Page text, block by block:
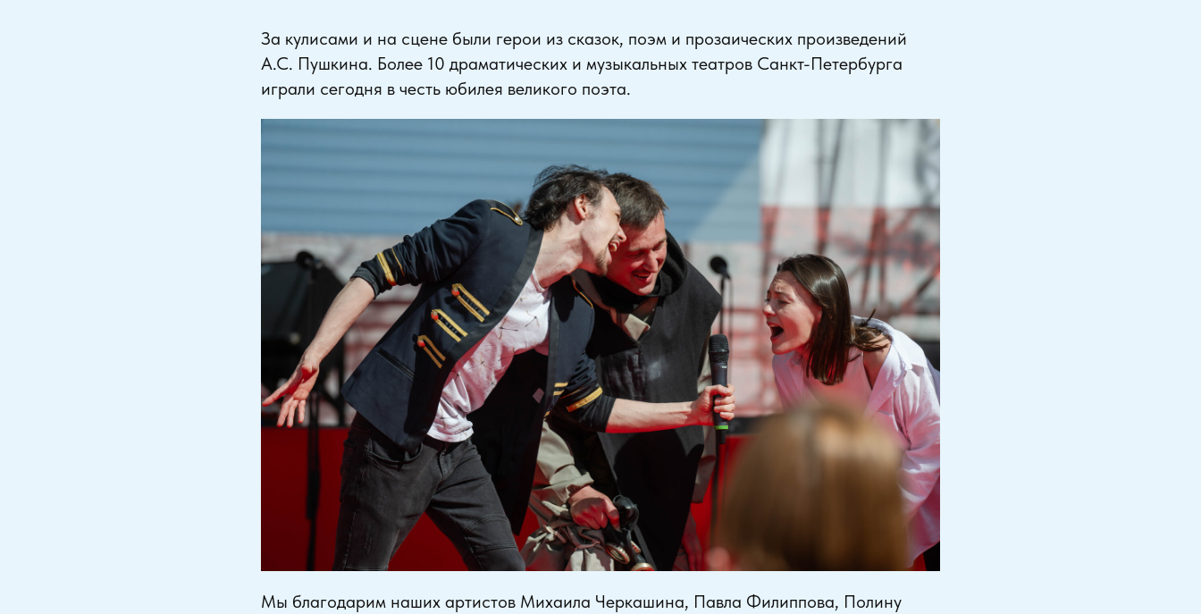
За кулисами и на сцене были герои из сказок, поэм и прозаических произведений
А.С. Пушкина. Более 10 драматических и музыкальных театров Санкт-Петербурга
играли сегодня в честь юбилея великого поэта.
Мы благодарим наших артистов Михаила Черкашина, Павла Филиппова, Полину